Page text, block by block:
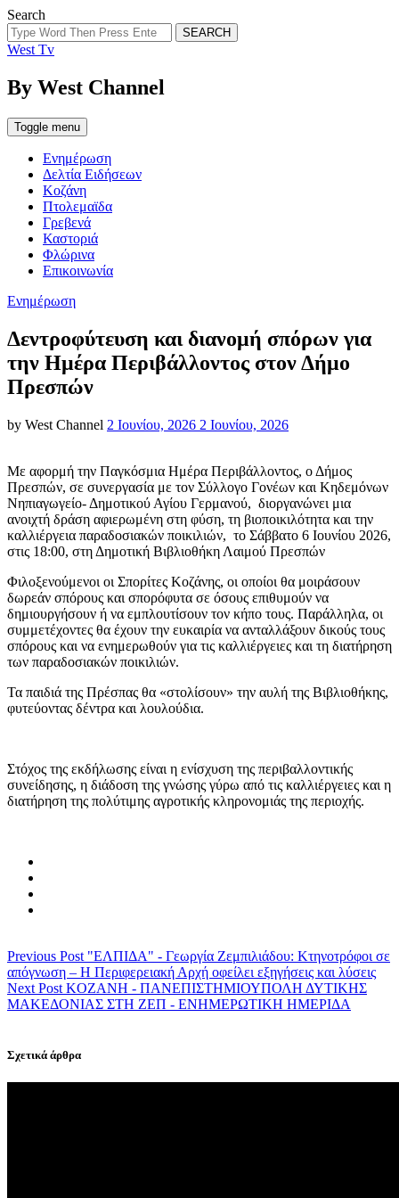
Search
SEARCH
West Tv
By West Channel
Toggle menu
Ενημέρωση
Δελτία Ειδήσεων
Κοζάνη
Πτολεμαϊδα
Γρεβενά
Καστοριά
Φλώρινα
Επικοινωνία
Categories
Ενημέρωση
Δεντροφύτευση και διανομή σπόρων για
την Ημέρα Περιβάλλοντος στον Δήμο
Πρεσπών
by West Channel Posted
2 Ιουνίου, 2026 2 Ιουνίου, 2026
Με αφορμή την Παγκόσμια Ημέρα Περιβάλλοντος, ο Δήμος
Πρεσπών, σε συνεργασία με τον Σύλλογο Γονέων και Κηδεμόνων
Νηπιαγωγείο- Δημοτικού Αγίου Γερμανού, διοργανώνει μια
ανοιχτή δράση αφιερωμένη στη φύση, τη βιοποικιλότητα και την
καλλιέργεια παραδοσιακών ποικιλιών, το Σάββατο 6 Ιουνίου 2026,
στις 18:00, στη Δημοτική Βιβλιοθήκη Λαιμού Πρεσπών
Φιλοξενούμενοι οι Σπορίτες Κοζάνης, οι οποίοι θα μοιράσουν
δωρεάν σπόρους και σπορόφυτα σε όσους επιθυμούν να
δημιουργήσουν ή να εμπλουτίσουν τον κήπο τους. Παράλληλα, οι
συμμετέχοντες θα έχουν την ευκαιρία να ανταλλάξουν δικούς τους
σπόρους και να ενημερωθούν για τις καλλιέργειες και τη διατήρηση
των παραδοσιακών ποικιλιών.
Τα παιδιά της Πρέσπας θα «στολίσουν» την αυλή της Βιβλιοθήκης,
φυτεύοντας δέντρα και λουλούδια.
Στόχος της εκδήλωσης είναι η ενίσχυση της περιβαλλοντικής
συνείδησης, η διάδοση της γνώσης γύρω από τις καλλιέργειες και η
διατήρηση της πολύτιμης αγροτικής κληρονομιάς της περιοχής.
Previous Post "ΕΛΠΙΔΑ" - Γεωργία Ζεμπιλιάδου: Κτηνοτρόφοι σε
απόγνωση – Η Περιφερειακή Αρχή οφείλει εξηγήσεις και λύσεις
Next Post KOZANH - ΠΑΝΕΠΙΣΤΗΜΙΟΥΠΟΛΗ ΔΥΤΙΚΗΣ
ΜΑΚΕΔΟΝΙΑΣ ΣΤΗ ΖΕΠ - ΕΝΗΜΕΡΩΤΙΚΗ ΗΜΕΡΙΔΑ
Σχετικά άρθρα